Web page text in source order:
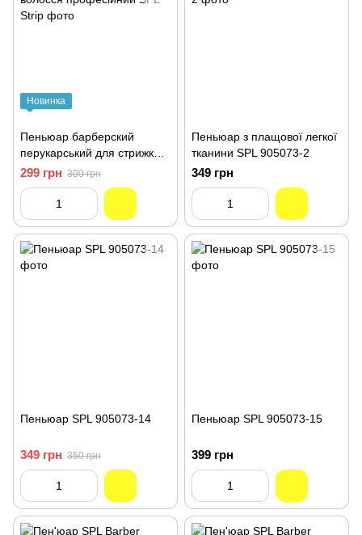
Новинка
Пеньюар барберский
перукарський для стрижки
волосся професійний SPL
Strip
299 грн 300 грн
Пеньюар з плащової легкої
тканини SPL 905073-2
349 грн
Пеньюар SPL 905073-14
349 грн 350 грн
Пеньюар SPL 905073-15
399 грн